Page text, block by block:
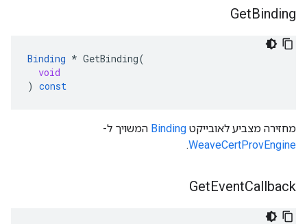
GetBinding
Binding * GetBinding(
void
) const
מחזירה מצביע לאובייקט Binding המשויך ל-
WeaveCertProvEngine
.
GetEventCallback